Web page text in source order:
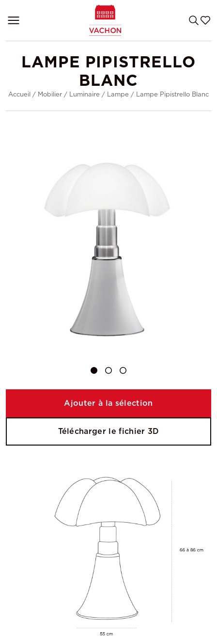
LAMPE PIPISTRELLO
BLANC
Accueil / Mobilier / Luminaire / Lampe / Lampe Pipistrello Blanc
Ajouter à la sélection
Télécharger le fichier 3D